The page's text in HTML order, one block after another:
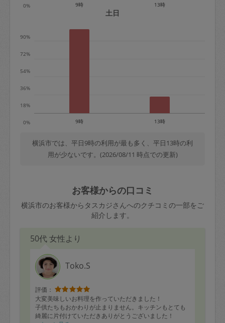
※キャンセル料金の設定について：
0% 9時 13時
土日
0%
18%
36%
54%
72%
90%
9時 13時
横浜市では、平日9時の利用が最も多く、平日13時の利
用が少ないです。(2026/08/11 時点での更新)
お客様からの口コミ
横浜市のお客様からタスカジさんへのクチコミの一部をご
紹介します。
50代 女性より
Toko.S
評価：
大変美味しいお料理を作っていただきました！
子供たちもおかわりが止まりません。キッチンもとても
綺麗に片付けていただきありがとうございました！